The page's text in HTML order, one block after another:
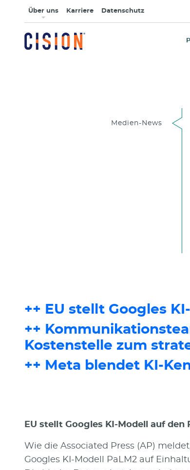
Über uns Karriere Datenschutz
Medien-News
++ EU stellt Googles
++
Kostenstelle zum
++ Meta blendet KI-
EU stellt Googles KI-Modell auf den
Wie die Associated Press (AP)
Googles KI-Modell PaLM2 auf